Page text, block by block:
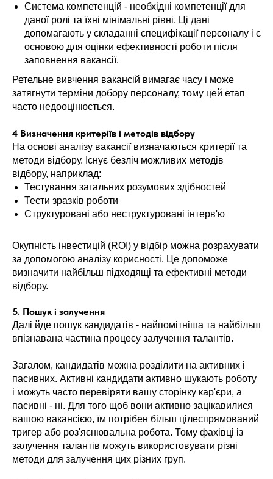
Система компетенцій - необхідні компетенції для
даної ролі та їхні мінімальні рівні. Ці дані
допомагають у складанні специфікації персоналу і є
основою для оцінки ефективності роботи після
заповнення вакансії.
Ретельне вивчення вакансій вимагає часу і може
затягнути терміни добору персоналу, тому цей етап
часто недооцінюється.
4 Визначення критеріїв і методів відбору
На основі аналізу вакансії визначаються критерії та
методи відбору. Існує безліч можливих методів
відбору, наприклад:
Тестування загальних розумових здібностей
Тести зразків роботи
Структуровані або неструктуровані інтерв'ю
Окупність інвестицій (ROI) у відбір можна розрахувати
за допомогою аналізу корисності. Це допоможе
визначити найбільш підходящі та ефективні методи
відбору.
5. Пошук і залучення
Далі йде пошук кандидатів - найпомітніша та найбільш
впізнавана частина процесу залучення талантів.
Загалом, кандидатів можна розділити на активних і
пасивних. Активні кандидати активно шукають роботу
і можуть часто перевіряти вашу сторінку кар'єри, а
пасивні - ні. Для того щоб вони активно зацікавилися
вашою вакансією, їм потрібен більш цілеспрямований
тригер або роз'яснювальна робота. Тому фахівці із
залучення талантів можуть використовувати різні
методи для залучення цих різних груп.